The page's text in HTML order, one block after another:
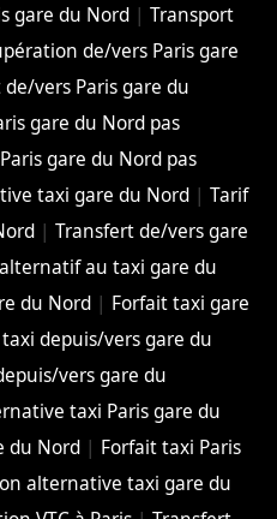
gare du Nord |Transport
de/vers Paris gare
vers Paris gare du
gare du Nord pas
gare du Nord pas
taxi gare du Nord| Tarif
| Transfert de/vers gare
au taxi gare du
du Nord | Forfait taxi gare
depuis/vers gare du
vers gare du
taxi Paris gare du
du Nord | Forfait taxi Paris
alternative taxi gare du